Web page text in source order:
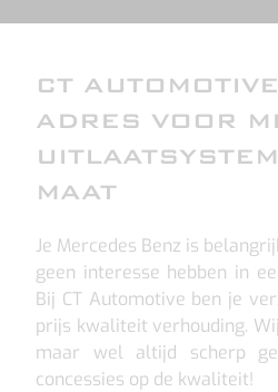
CT
ADRES VOOR
MAAT
Je Mercedes Benz is
geen interesse hebben in
Bij CT Automotive ben je
prijs kwaliteit verhouding.
maar wel altijd scherp
concessies op de kwaliteit!